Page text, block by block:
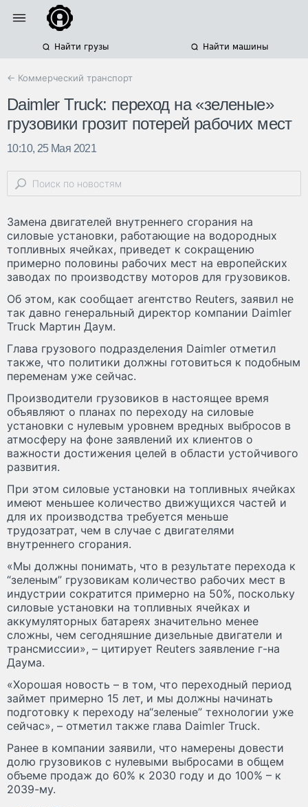
Найти грузы Найти машины
← Коммерческий транспорт
Daimler Truck: переход на «зеленые»
грузовики грозит потерей рабочих мест
10:10, 25 Мая 2021
Замена двигателей внутреннего сгорания на
силовые установки, работающие на водородных
топливных ячейках, приведет к сокращению
примерно половины рабочих мест на европейских
заводах по производству моторов для грузовиков.
Об этом, как сообщает агентство Reuters, заявил не
так давно генеральный директор компании Daimler
Truck Мартин Даум.
Глава грузового подразделения Daimler отметил
также, что политики должны готовиться к подобным
переменам уже сейчас.
Производители грузовиков в настоящее время
объявляют о планах по переходу на силовые
установки с нулевым уровнем вредных выбросов в
атмосферу на фоне заявлений их клиентов о
важности достижения целей в области устойчивого
развития.
При этом силовые установки на топливных ячейках
имеют меньшее количество движущихся частей и
для их производства требуется меньше
трудозатрат, чем в случае с двигателями
внутреннего сгорания.
«Мы должны понимать, что в результате перехода к
“зеленым” грузовикам количество рабочих мест в
индустрии сократится примерно на 50%, поскольку
силовые установки на топливных ячейках и
аккумуляторных батареях значительно менее
сложны, чем сегодняшние дизельные двигатели и
трансмиссии», – цитирует Reuters заявление г-на
Даума.
«Хорошая новость – в том, что переходный период
займет примерно 15 лет, и мы должны начинать
подготовку к переходу на“зеленые” технологии уже
сейчас», – отметил также глава Daimler Truck.
Ранее в компании заявили, что намерены довести
долю грузовиков с нулевыми выбросами в общем
объеме продаж до 60% к 2030 году и до 100% – к
2039-му.